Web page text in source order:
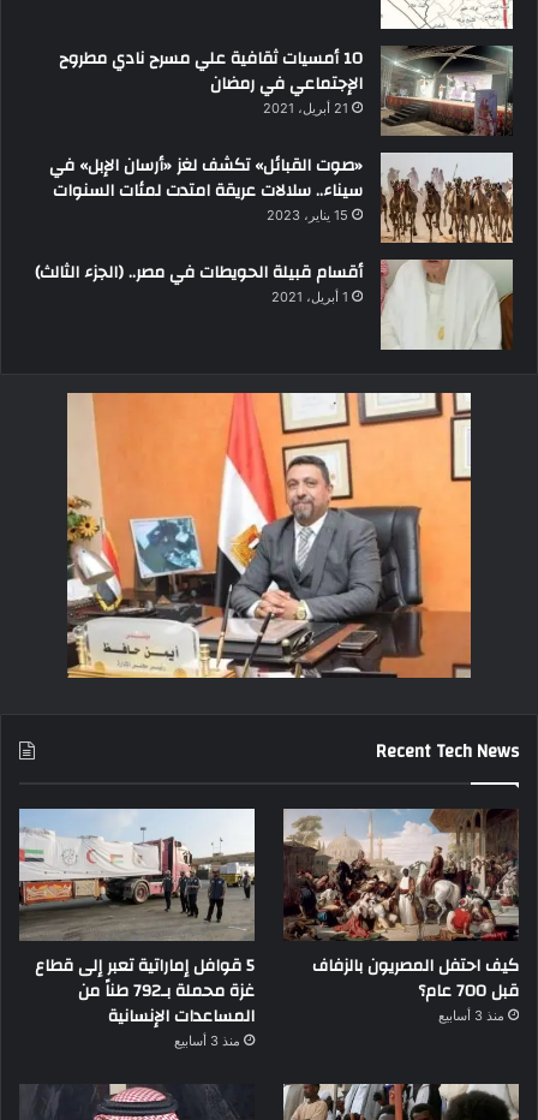
10 أمسيات ثقافية علي مسرح نادي مطروح
الإجتماعي في رمضان
21 أبريل، 2021
«صوت القبائل» تكشف لغز «أرسان الإبل» في
سيناء.. سلالات عريقة امتدت لمئات السنوات
15 يناير، 2023
أقسام قبيلة الحويطات في مصر.. (الجزء الثالث)
1 أبريل، 2021
Recent Tech News
كيف احتفل المصريون بالزفاف
قبل 700 عام؟
منذ 3 أسابيع
5 قوافل إماراتية تعبر إلى قطاع
غزة محملة بـ792 طناً من
المساعدات الإنسانية
منذ 3 أسابيع